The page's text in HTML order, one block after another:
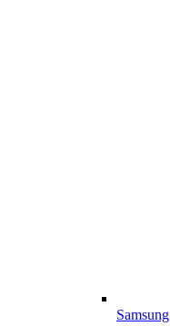
Samsung